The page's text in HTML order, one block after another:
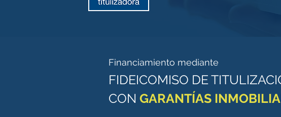
Financiamiento mediante
FIDEICOMISO DE
CON GARANTÍAS